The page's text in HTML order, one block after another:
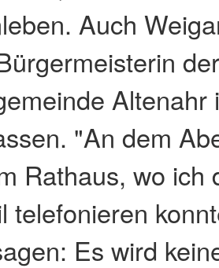
Auch
"An dem
Rathaus, wo ich
telefonieren
Es wird